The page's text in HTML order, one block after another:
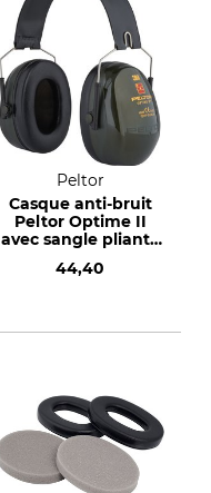
Peltor
Casque anti-bruit
Peltor Optime II
avec sangle pliante
44,40